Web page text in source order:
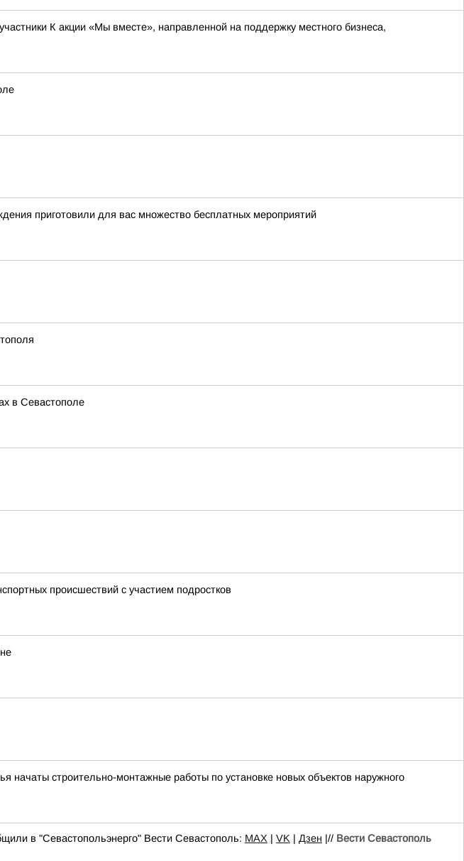
К акции «Мы вместе», направленной на поддержку местного бизнеса,
приготовили для вас множество бесплатных мероприятий
в Севастополе
происшествий с участием подростков
начаты строительно-монтажные работы по установке новых объектов наружного
в "Севастопольэнерго" Вести Севастополь: MAX | VK | Дзен |// Вести Севастополь